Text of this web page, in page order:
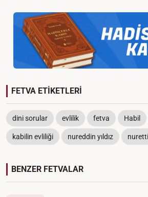
FETVA ETİKETLERİ
dini sorular evlilik fetva Habil
kabilin evliliği nureddin yıldız
BENZER FETVALAR